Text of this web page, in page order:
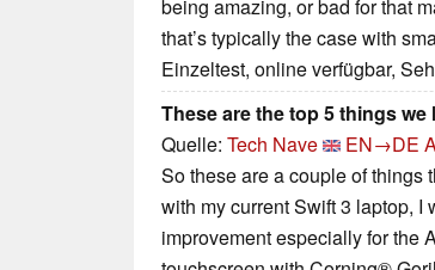
being amazing, or bad for that
that’s typically the case with
Einzeltest, online verfügbar,
These are the top 5 things
Quelle: Tech Nave EN→DE
So these are a couple of things
with my current Swift 3 laptop, I
improvement especially for the